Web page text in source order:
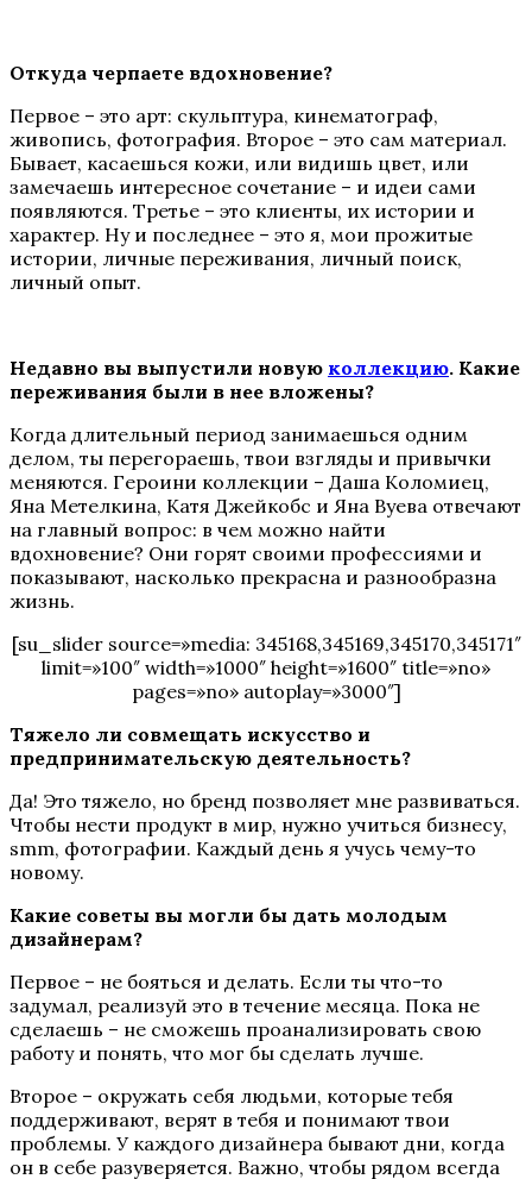
Откуда черпаете вдохновение?
Первое – это арт: скульптура, кинематограф,
живопись, фотография. Второе – это сам материал.
Бывает, касаешься кожи, или видишь цвет, или
замечаешь интересное сочетание – и идеи сами
появляются. Третье – это клиенты, их истории и
характер. Ну и последнее – это я, мои прожитые
истории, личные переживания, личный поиск,
личный опыт.
Недавно вы выпустили новую коллекцию. Какие
переживания были в нее вложены?
Когда длительный период занимаешься одним
делом, ты перегораешь, твои взгляды и привычки
меняются. Героини коллекции – Даша Коломиец,
Яна Метелкина, Катя Джейкобс и Яна Вуева отвечают
на главный вопрос: в чем можно найти
вдохновение? Они горят своими профессиями и
показывают, насколько прекрасна и разнообразна
жизнь.
[su_slider source=»media: 345168,345169,345170,345171″
limit=»100″ width=»1000″ height=»1600″ title=»no»
pages=»no» autoplay=»3000″]
Тяжело ли совмещать искусство и
предпринимательскую деятельность?
Да! Это тяжело, но бренд позволяет мне развиваться.
Чтобы нести продукт в мир, нужно учиться бизнесу,
smm, фотографии. Каждый день я учусь чему-то
новому.
Какие советы вы могли бы дать молодым
дизайнерам?
Первое – не бояться и делать. Если ты что-то
задумал, реализуй это в течение месяца. Пока не
сделаешь – не сможешь проанализировать свою
работу и понять, что мог бы сделать лучше.
Второе – окружать себя людьми, которые тебя
поддерживают, верят в тебя и понимают твои
проблемы. У каждого дизайнера бывают дни, когда
он в себе разуверяется. Важно, чтобы рядом всегда